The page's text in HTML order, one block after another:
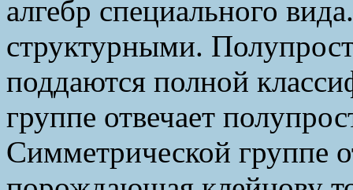
алгебр специального
структурными.
поддаются полной
группе отвечает
Симметрической группе